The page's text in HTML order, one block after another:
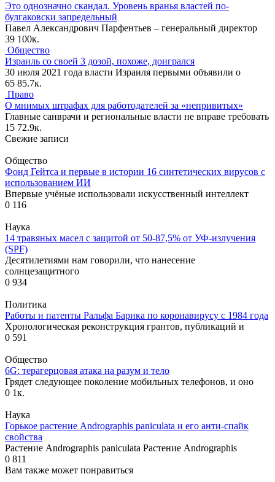
Это однозначно скандал. Уровень вранья властей по-
булгаковски запредельный
Павел Александрович Парфентьев – генеральный директор
39 100к.
Общество
Израиль со своей 3 дозой, похоже, доигрался
30 июля 2021 года власти Израиля первыми объявили о
65 85.7к.
Право
О мнимых штрафах для работодателей за «непривитых»
Главные санврачи и региональные власти не вправе требовать
15 72.9к.
Свежие записи
Общество
Фонд Гейтса и первые в истории 16 синтетических вирусов с
использованием ИИ
Впервые учёные использовали искусственный интеллект
0 116
Наука
14 травяных масел с защитой от 50-87,5% от УФ-излучения
(SPF)
Десятилетиями нам говорили, что нанесение
солнцезащитного
0 934
Политика
Работы и патенты Ральфа Барика по коронавирусу с 1984 года
Хронологическая реконструкция грантов, публикаций и
0 591
Общество
6G: терагерцовая атака на разум и тело
Грядет следующее поколение мобильных телефонов, и оно
0 1к.
Наука
Горькое растение Andrographis paniculata и его анти-спайк
свойства
Растение Andrographis paniculata Растение Andrographis
0 811
Вам также может понравиться